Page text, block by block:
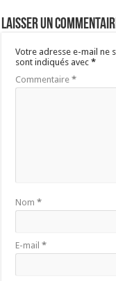
Laisser un
Votre adresse e-mail ne
sont indiqués avec*
Commentaire*
Nom*
E-mail*